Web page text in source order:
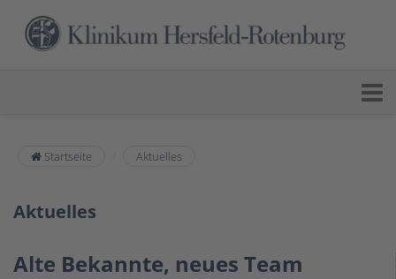
Startseite Aktuelles
Aktuelles
Alte Bekannte, neues Team